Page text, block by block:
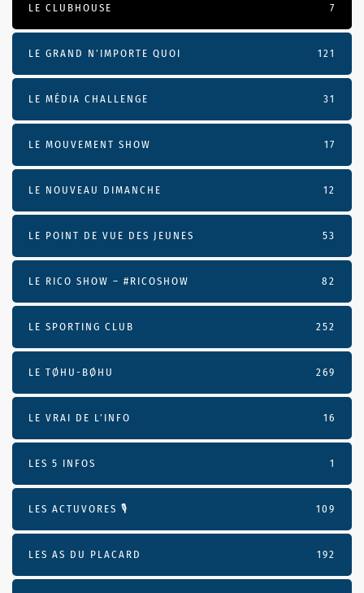
LE CLUBHOUSE 7
LE GRAND N’IMPORTE QUOI 121
LE MÉDIA CHALLENGE 31
LE MOUVEMENT SHOW 17
LE NOUVEAU DIMANCHE 12
LE POINT DE VUE DES JEUNES 53
LE RICO SHOW – #RICOSHOW 82
LE SPORTING CLUB 252
LE TØHU-BØHU 269
LE VRAI DE L’INFO 16
LES 5 INFOS 1
LES ACTUVORES 🎙 109
LES AS DU PLACARD 192